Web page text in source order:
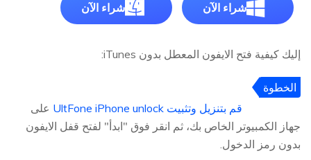
شراء الآن شراء الآن
إليك كيفية فتح الايفون المعطل بدون iTunes:
الخطوة
قم بتنزيل وتثبيت UltFone iPhone unlock
على
جهاز الكمبيوتر الخاص بك، ثم انقر فوق "ابدأ" لفتح قفل الايفون
بدون رمز الدخول.